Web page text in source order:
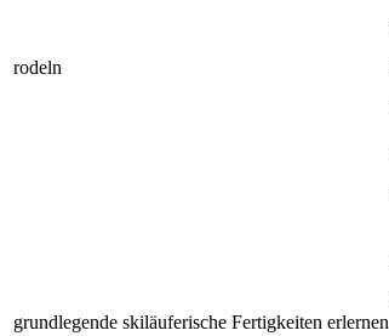
rodeln
grundlegende skiläuferische Fertigkeiten erlernen